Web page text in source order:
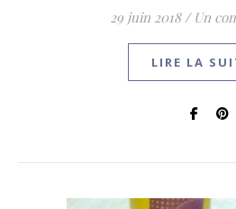
29 juin 2018 / Un
LIRE LA